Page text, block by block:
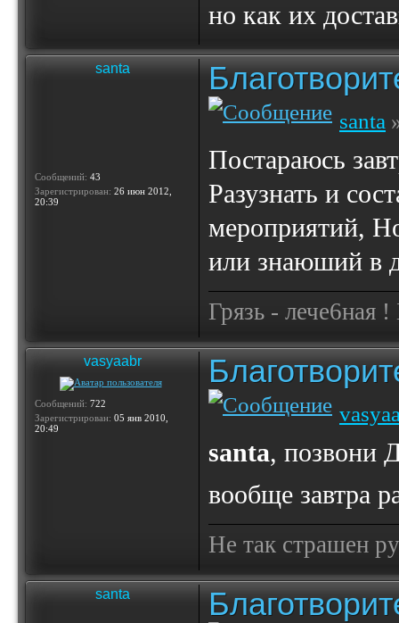
но как их
santa
Сообщений: 43
Зарегистрирован: 26 июн 2012,
20:39
santa
Постараюсь
Разузнать и
мероприятий,
или знаюший в
Грязь - лече6ная
vasyaabr
Сообщений: 722
Зарегистрирован: 05 янв 2010,
20:49
santa, позвони
вообще завтра
Не так страшен
santa